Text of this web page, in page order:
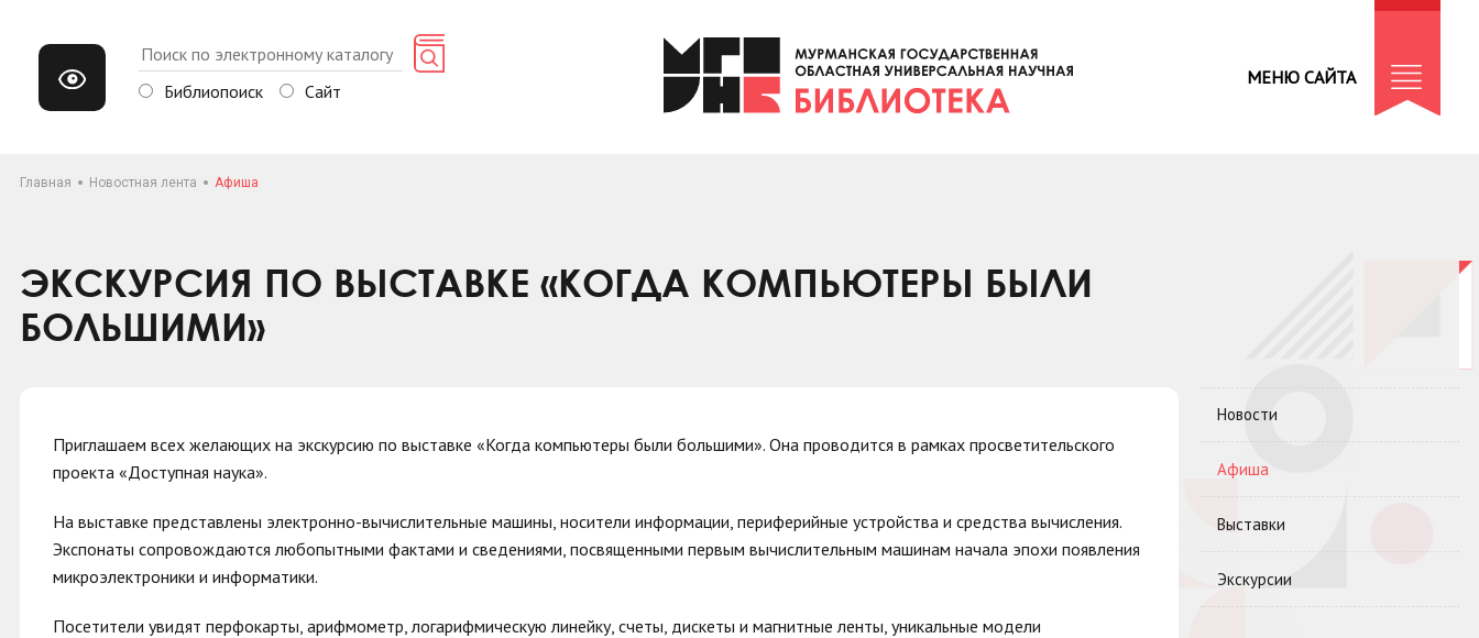
Библиопоиск Сайт
МЕНЮ САЙТА
Главная Новостная лента Афиша
ЭКСКУРСИЯ ПО ВЫСТАВКЕ «КОГДА КОМПЬЮТЕРЫ БЫЛИ
БОЛЬШИМИ»
Приглашаем всех желающих на экскурсию по выставке «Когда компьютеры были большими». Она проводится в рамках просветительского
проекта «Доступная наука».
На выставке представлены электронно-вычислительные машины, носители информации, периферийные устройства и средства вычисления.
Экспонаты сопровождаются любопытными фактами и сведениями, посвященными первым вычислительным машинам начала эпохи появления
микроэлектроники и информатики.
Посетители увидят перфокарты, арифмометр, логарифмическую линейку, счеты, дискеты и магнитные ленты, уникальные модели
Новости
Афиша
Выставки
Экскурсии